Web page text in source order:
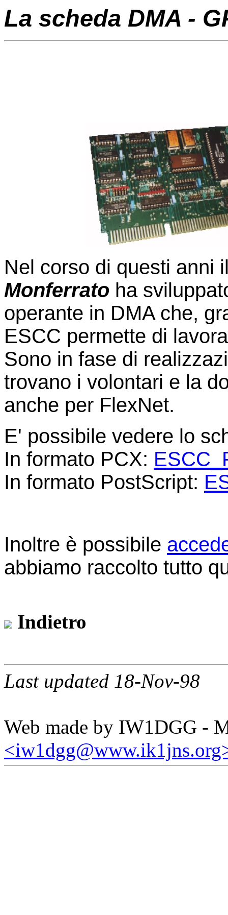
La scheda DMA -
Nel corso di questi anni
Monferrato ha
operante in DMA che,
ESCC permette di
Sono in fase di
trovano i volontari e la
anche per FlexNet.
E' possibile vedere lo
In formato PCX:
In formato PostScript:
Inoltre è possibile
abbiamo raccolto tutto
Indietro
Last updated 18-Nov-98
Web made by IW1DGG -